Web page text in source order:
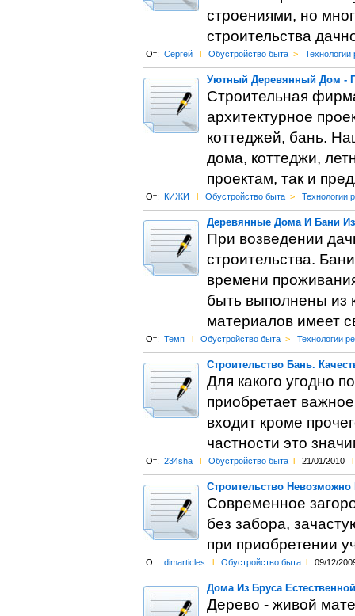
строениями, но
строительства
От: Сергей l Обустройство быта > Технологии
Уютный Деревянный Дом -
Строительная
архитектурное
коттеджей, бань.
дома, коттеджи,
проектам, так и
От: КИЖИ l Обустройство быта > Технологии
Деревянные Дома И Бани
При возведении
строительства.
времени
быть выполнены из
материалов имеет
От: Темп l Обустройство быта > Технологии
Строительство Бань.
Для какого угодно
приобретает
входит кроме
частности это
От: 234sha l Обустройство быта l 21/01/2010 l
Строительство Невозможно
Современное
без забора,
при приобретении
От: dimarticles l Обустройство быта l 09/12/
Дома Из Бруса
Дерево - живой